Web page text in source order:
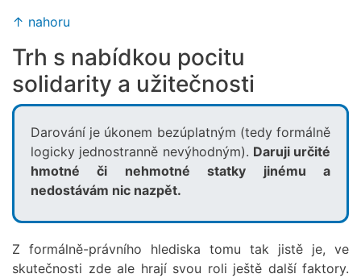
↑ nahoru
Trh s nabídkou pocitu
solidarity a užitečnosti
Darování je úkonem bezúplatným (tedy formálně
logicky jednostranně nevýhodným). Daruji určité
hmotné či nehmotné statky jinému a
nedostávám nic nazpět.
Z formálně-právního hlediska tomu tak jistě je, ve
skutečnosti zde ale hrají svou roli ještě další faktory.